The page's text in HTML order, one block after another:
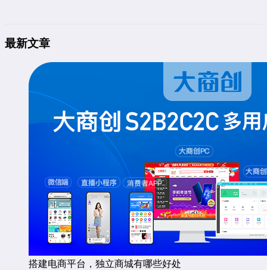
最新文章
搭建电商平台，独立商城有哪些好处